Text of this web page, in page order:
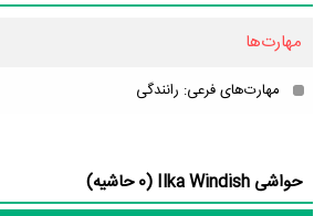
مهارت‌ها
مهارت‌های فرعی: رانندگی
حواشی Ilka Windish (0 حاشیه)